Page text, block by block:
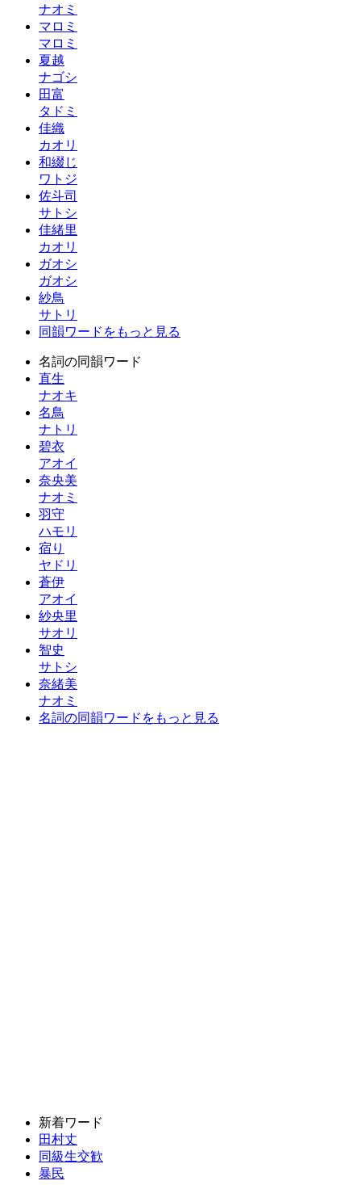
ナオミ
マロミ
マロミ
夏越
ナゴシ
田富
タドミ
佳織
カオリ
和綴じ
ワトジ
佐斗司
サトシ
佳緒里
カオリ
ガオシ
ガオシ
紗鳥
サトリ
同韻ワードをもっと見る
名詞の同韻ワード
直生
ナオキ
名鳥
ナトリ
碧衣
アオイ
奈央美
ナオミ
羽守
ハモリ
宿り
ヤドリ
蒼伊
アオイ
紗央里
サオリ
智史
サトシ
奈緒美
ナオミ
名詞の同韻ワードをもっと見る
新着ワード
田村丈
同級生交歓
暴民